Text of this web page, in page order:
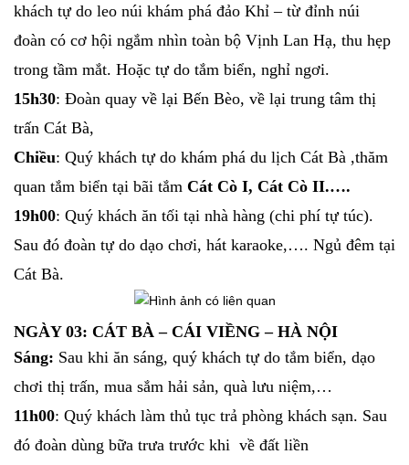
khách tự do leo núi khám phá đảo Khỉ – từ đỉnh núi
đoàn có cơ hội ngắm nhìn toàn bộ Vịnh Lan Hạ, thu hẹp
trong tầm mắt. Hoặc tự do tắm biển, nghỉ ngơi.
15h30: Đoàn quay về lại Bến Bèo, về lại trung tâm thị
trấn Cát Bà,
Chiều: Quý khách tự do khám phá du lịch Cát Bà ,thăm
quan tắm biển tại bãi tắm Cát Cò I, Cát Cò II.….
19h00: Quý khách ăn tối tại nhà hàng (chi phí tự túc).
Sau đó đoàn tự do dạo chơi, hát karaoke,…. Ngủ đêm tại
Cát Bà.
NGÀY 03: CÁT BÀ – CÁI VIỀNG – HÀ NỘI
Sáng: Sau khi ăn sáng, quý khách tự do tắm biển, dạo
chơi thị trấn, mua sắm hải sản, quà lưu niệm,…
11h00: Quý khách làm thủ tục trả phòng khách sạn. Sau
đó đoàn dùng bữa trưa trước khi về đất liền